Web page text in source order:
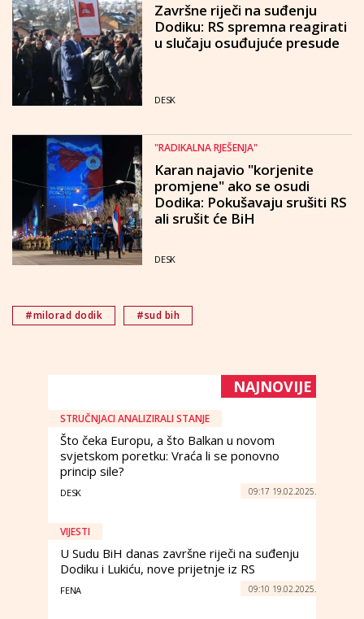
Završne riječi na suđenju
Dodiku: RS spremna reagirati
u slučaju osuđujuće presude
DESK
"RADIKALNA RJEŠENJA"
Karan najavio "korjenite
promjene" ako se osudi
Dodika: Pokušavaju srušiti RS
ali srušit će BiH
DESK
#milorad dodik #sud bih
NAJNOVIJE
STRUČNJACI ANALIZIRALI STANJE
Što čeka Europu, a što Balkan u novom
svjetskom poretku: Vraća li se ponovno
princip sile?
DESK 09:17 19.02.2025.
VIJESTI
U Sudu BiH danas završne riječi na suđenju
Dodiku i Lukiću, nove prijetnje iz RS
FENA 09:10 19.02.2025.